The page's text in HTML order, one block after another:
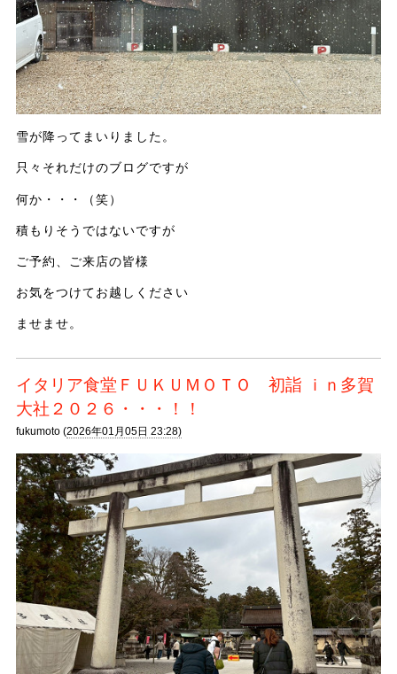
雪が降ってまいりました。
只々それだけのブログですが
何か・・・（笑）
積もりそうではないですが
ご予約、ご来店の皆様
お気をつけてお越しください
ませませ。
イタリア食堂ＦＵＫＵＭＯＴＯ 初詣 ｉｎ多賀
大社２０２６・・・！！
fukumoto (2026年01月05日 23:28)